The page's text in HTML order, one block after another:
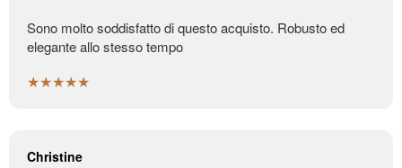
Sono molto soddisfatto di questo acquisto. Robusto ed
elegante allo stesso tempo
★★★★★
Christine